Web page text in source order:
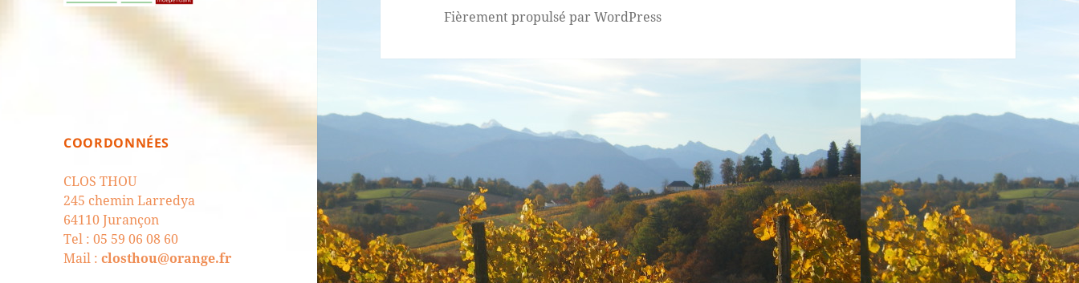
COORDONNÉES
CLOS THOU
245 chemin Larredya
64110 Jurançon
Tel : 05 59 06 08 60
Mail :closthou@orange.fr
Fièrement propulsé par WordPress